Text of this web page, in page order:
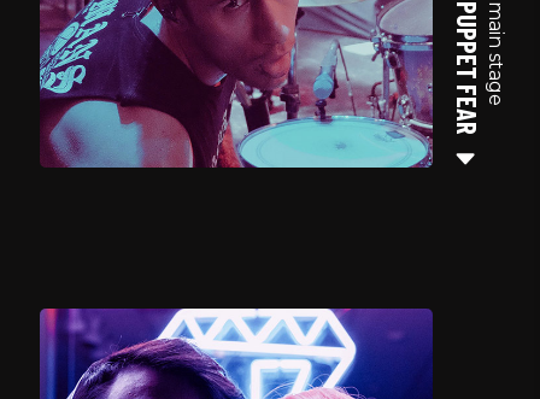
main stage
PUPPET FEAR